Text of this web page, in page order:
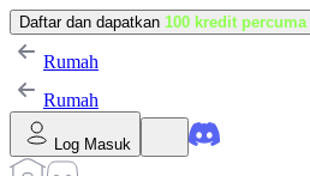
Daftar dan dapatkan 100 kredit percuma
Rumah
Rumah
Log Masuk